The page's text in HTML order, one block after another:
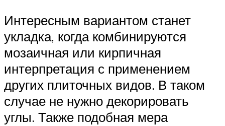
Интересным вариантом станет
укладка, когда комбинируются
мозаичная или кирпичная
интерпретация с применением
других плиточных видов. В таком
случае не нужно декорировать
углы. Также подобная мера